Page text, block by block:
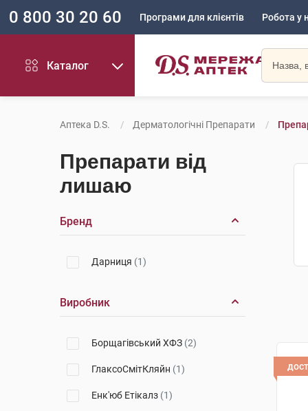
0 800 30 20 60 Програми для клієнтів Робота у
Каталог
Аптека D.S. Дерматологічні Препарати
Препарати від
лишаю
Бренд
Дарниця (1)
Виробник
Борщагівський ХФЗ (2)
ГлаксоСмітКляйн (1)
Енк'юб Етікалз (1)